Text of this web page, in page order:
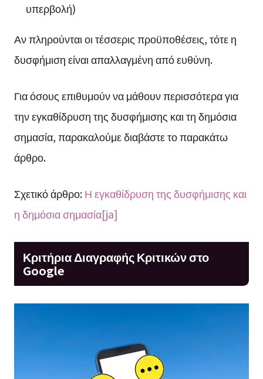
υπερβολή)
Αν πληρούνται οι τέσσερις προϋποθέσεις, τότε η
δυσφήμιση είναι απαλλαγμένη από ευθύνη.
Για όσους επιθυμούν να μάθουν περισσότερα για
την εγκαθίδρυση της δυσφήμισης και τη δημόσια
σημασία, παρακαλούμε διαβάστε το παρακάτω
άρθρο.
Σχετικό άρθρο:Η εγκαθίδρυση της δυσφήμισης και
η δημόσια σημασία[ja]
Κριτήρια Διαγραφής Κριτικών στο
Google